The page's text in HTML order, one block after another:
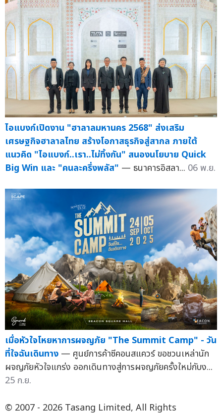
ไอแบงก์เปิดงาน "ฮาลาลมหานคร 2568" ส่งเสริม
เศรษฐกิจฮาลาลไทย สร้างโอกาสธุรกิจสู่สากล ภายใต้
แนวคิด "ไอแบงก์..เรา..ไม่ทิ้งกัน" สนองนโยบาย Quick
Big Win และ "คนละครึ่งพลัส" — ธนาคารอิสลา... 06 พ.ย.
เมื่อหัวใจโหยหาการผจญภัย "The Summit Camp" - วัน
ที่ใจฉันเดินทาง — ศูนย์การค้าซีคอนสแควร์ ขอชวนเหล่านัก
ผจญภัยหัวใจแกร่ง ออกเดินทางสู่การผจญภัยครั้งใหม่กับง...
25 ก.ย.
© 2007 - 2026 Tasang Limited, All Rights